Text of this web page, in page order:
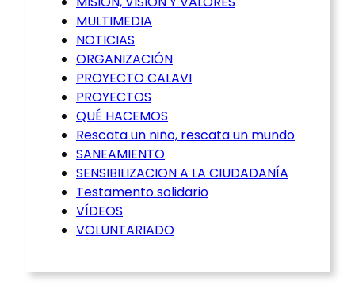
MULTIMEDIA
NOTICIAS
ORGANIZACIÓN
PROYECTO CALAVI
PROYECTOS
QUÉ HACEMOS
Rescata un niño, rescata un mundo
SANEAMIENTO
SENSIBILIZACION A LA CIUDADANÍA
Testamento solidario
VÍDEOS
VOLUNTARIADO